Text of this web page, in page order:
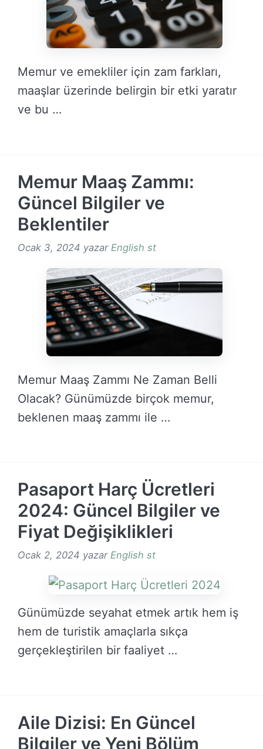
Memur ve emekliler için zam farkları,
maaşlar üzerinde belirgin bir etki yaratır
ve bu …
Memur Maaş Zammı:
Güncel Bilgiler ve
Beklentiler
Ocak 3, 2024 yazar English st
Memur Maaş Zammı Ne Zaman Belli
Olacak? Günümüzde birçok memur,
beklenen maaş zammı ile …
Pasaport Harç Ücretleri
2024: Güncel Bilgiler ve
Fiyat Değişiklikleri
Ocak 2, 2024 yazar English st
Günümüzde seyahat etmek artık hem iş
hem de turistik amaçlarla sıkça
gerçekleştirilen bir faaliyet …
Aile Dizisi: En Güncel
Bilgiler ve Yeni Bölüm